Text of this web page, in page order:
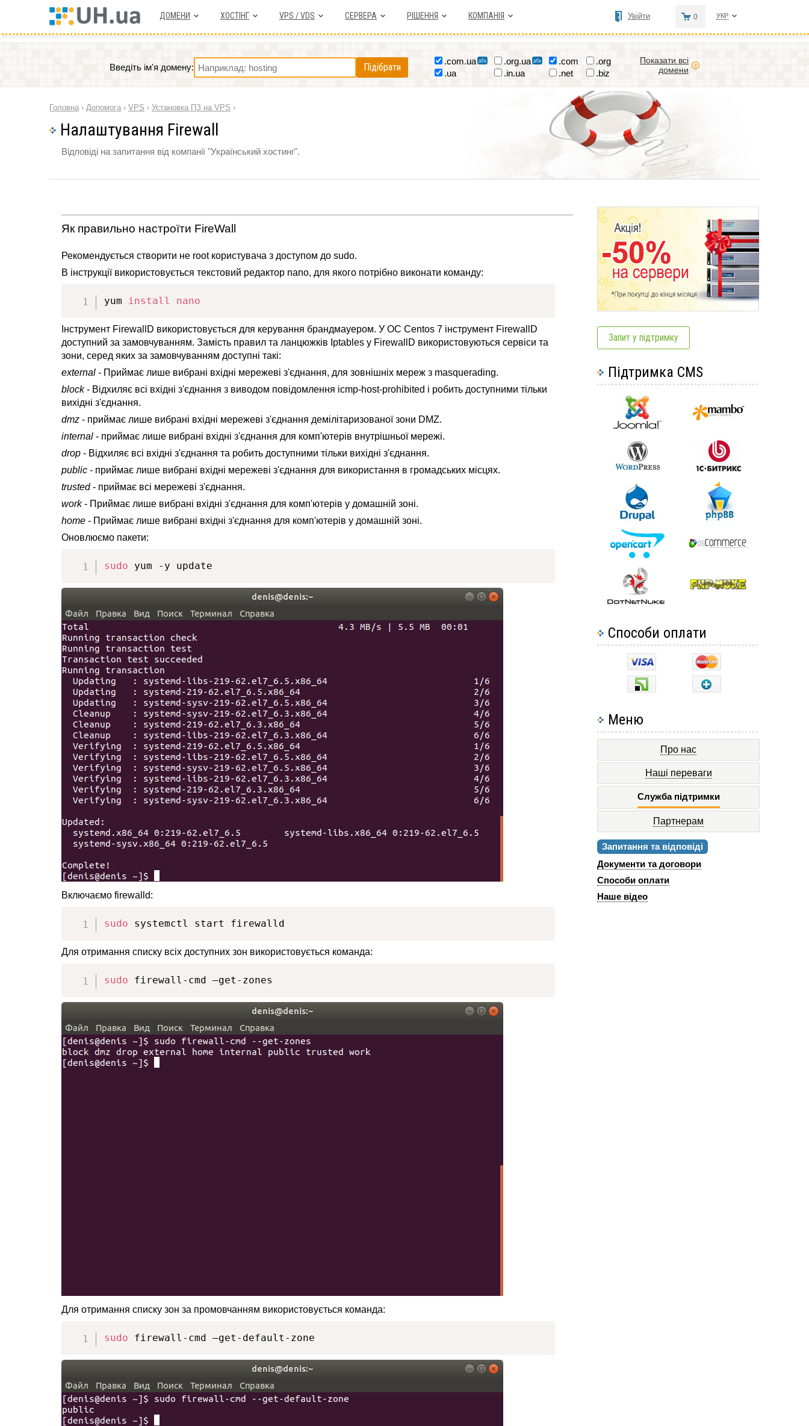
ДОМЕНИ ХОСТIНГ VPS / VDS СЕРВЕРА РІШЕННЯ КОМПАНІЯ УКР
0
Увійти
Введіть ім'я домену: Підібрати
.com.ua .org.ua .com
.org
.ua
.in.ua .net .biz
Показати всі
домени
Головна › Допомога › VPS › Установка ПЗ на VPS ›
Налаштування Firewall
Відповіді на запитання від компанії "Український хостинг".
Як правильно настроїти FireWall
Рекомендується створити не root користувача з доступом до sudo.
В інструкції використовується текстовий редактор nano, для якого потрібно виконати команду:
yum install nano
Інструмент FirewallD використовується для керування брандмауером. У ОС Centos 7 інструмент FirewallD
доступний за замовчуванням. Замість правил та ланцюжків Iptables у FirewallD використовуються сервіси та
зони, серед яких за замовчуванням доступні такі:
external - Приймає лише вибрані вхідні мережеві з'єднання, для зовнішніх мереж з masquerading.
block- Відхиляє всі вхідні з'єднання з виводом повідомлення icmp-host-prohibited і робить доступними тільки
вихідні з'єднання.
dmz - приймає лише вибрані вхідні мережеві з'єднання демілітаризованої зони DMZ.
internal - приймає лише вибрані вхідні з'єднання для комп'ютерів внутрішньої мережі.
drop - Відхиляє всі вхідні з'єднання та робить доступними тільки вихідні з'єднання.
public - приймає лише вибрані вхідні мережеві з'єднання для використання в громадських місцях.
trusted- приймає всі мережеві з'єднання.
work- Приймає лише вибрані вхідні з'єднання для комп'ютерів у домашній зоні.
home - Приймає лише вибрані вхідні з'єднання для комп'ютерів у домашній зоні.
Оновлюємо пакети:
sudo yum -y update
Включаємо firewalld:
sudo systemctl start firewalld
Для отримання списку всіх доступних зон використовується команда:
sudo firewall-cmd —get-zones
Для отримання списку зон за промовчанням використовується команда:
sudo firewall-cmd —get-default-zone
Запит у підтримку
Підтримка CMS
Способи оплати
Меню
Про нас
Наші переваги
Служба підтримки
Партнерам
Запитання та відповіді
Документи та договори
Способи оплати
Наше відео